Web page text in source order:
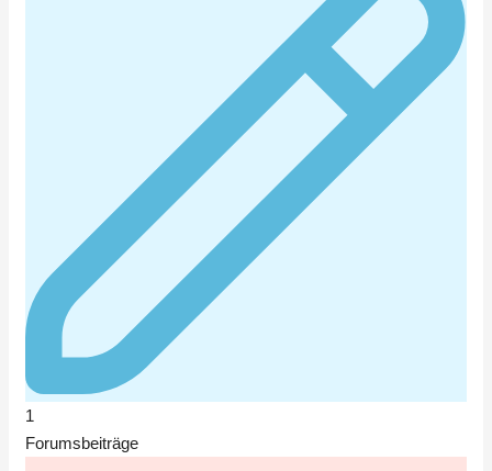
1
Forumsbeiträge